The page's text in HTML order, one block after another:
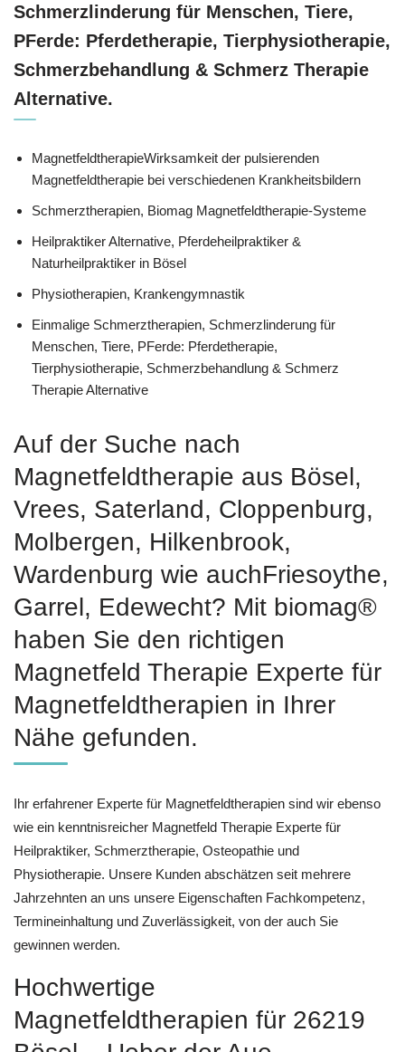
Schmerzlinderung für Menschen, Tiere,
PFerde: Pferdetherapie, Tierphysiotherapie,
Schmerzbehandlung & Schmerz Therapie
Alternative.
MagnetfeldtherapieWirksamkeit der pulsierenden
Magnetfeldtherapie bei verschiedenen Krankheitsbildern
Schmerztherapien, Biomag Magnetfeldtherapie-Systeme
Heilpraktiker Alternative, Pferdeheilpraktiker &
Naturheilpraktiker in Bösel
Physiotherapien, Krankengymnastik
Einmalige Schmerztherapien, Schmerzlinderung für
Menschen, Tiere, PFerde: Pferdetherapie,
Tierphysiotherapie, Schmerzbehandlung & Schmerz
Therapie Alternative
Auf der Suche nach
Magnetfeldtherapie aus Bösel,
Vrees, Saterland, Cloppenburg,
Molbergen, Hilkenbrook,
Wardenburg wie auchFriesoythe,
Garrel, Edewecht? Mit biomag®
haben Sie den richtigen
Magnetfeld Therapie Experte für
Magnetfeldtherapien in Ihrer
Nähe gefunden.
Ihr erfahrener Experte für Magnetfeldtherapien sind wir ebenso
wie ein kenntnisreicher Magnetfeld Therapie Experte für
Heilpraktiker, Schmerztherapie, Osteopathie und
Physiotherapie. Unsere Kunden abschätzen seit mehrere
Jahrzehnten an uns unsere Eigenschaften Fachkompetenz,
Termineinhaltung und Zuverlässigkeit, von der auch Sie
gewinnen werden.
Hochwertige
Magnetfeldtherapien für 26219